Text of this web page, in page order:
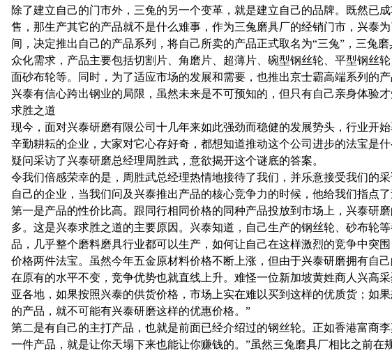
除了建立自己的门市外，三兔的另一个变革，就是建立自己的品牌。既然已
售，那生产其它的产品就不是什么难事，作为三兔磨具厂的经销门市，兴泰
间，决定推出自己的产品系列，将自己所卖的产品正式取名为“三兔”，三兔
众化需求，产品主要包括切割片、角磨片、超薄片、碗型钢丝轮、平型钢丝
面砂布轮等。同时，为了适应市场的发展和需要，也推出京士霸高端系列的产
兴泰有信心跨出钢业的局限，虽然未来是不可预知的，但只有自己亲身体验才
求胜之道
现今，面对兴泰研磨有限公司十几年来如此强劲而稳健的发展势头，行业开
辛勤耕耘的企业，大家对它心存好奇，都想知道推动这个公司进步的法宝是
疑问采访了兴泰研磨总经理周胜武，意欲揭开这个谜底的答案。
令我们倍感荣幸的是，周胜武总经理热情地接待了我们，并乐意接受我们的
自己的企业，当我们问及兴泰推出产品的核心竞争力的时候，他给我们指点了
第一是产品的性价比高。跟同行相同价格的同种产品投放到市场上，兴泰研
多。这是兴泰求胜之道的主要原因。兴泰知道，自己生产的钢丝轮、砂布轮
品，几乎整个磨料磨具行业都可以生产，如何让自己在这样激烈的竞争中突
价格两件法宝。虽然今年五金原材料价格不断上涨，但由于兴泰研磨拥有自
在原有的水平不变，竞争优势也就直线上升。难怪一位新加坡黄姓商人兴高
亚各地，如果按照兴泰的供货价格，市场上实在难以买到这样的优质货；如
的产品，就不可能有兴泰研磨这样的优惠价格。”
第二是有自己的主打产品，也就是前面已经介绍过的钢丝轮。正如香港富商
一件产品，就是让你天塌下来也能让你赚钱的。”虽然三兔磨具厂相比之前在